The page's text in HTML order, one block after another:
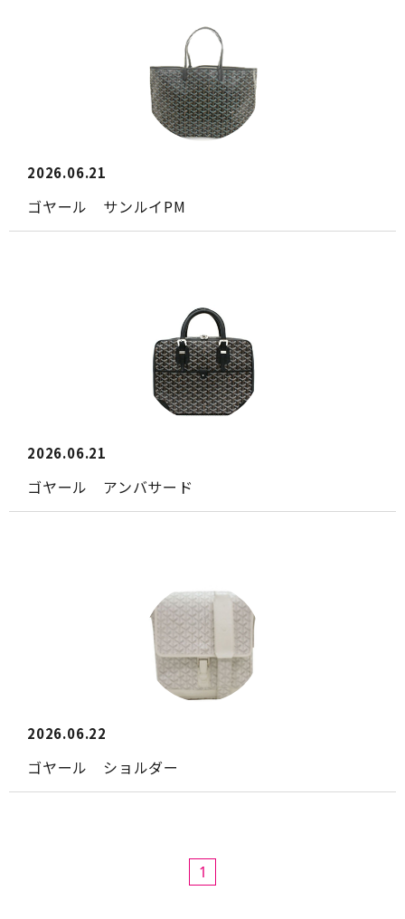
2026.06.21
ゴヤール サンルイPM
2026.06.21
ゴヤール アンバサード
2026.06.22
ゴヤール ショルダー
1